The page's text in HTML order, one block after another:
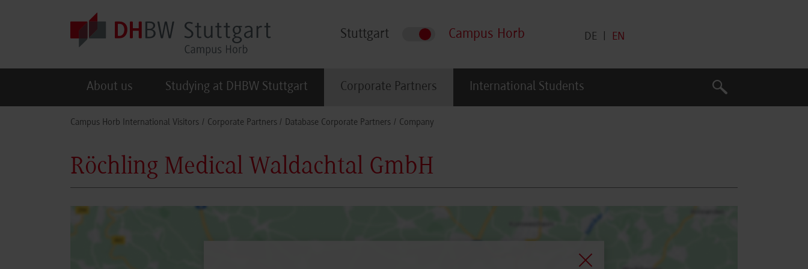
Stuttgart Campus Horb DE EN
About us Studying at DHBW Stuttgart Corporate Partners International Students
Search
Search
Campus Horb International Visitors Corporate Partners Database Corporate Partners Company
Röchling Medical Waldachtal GmbH